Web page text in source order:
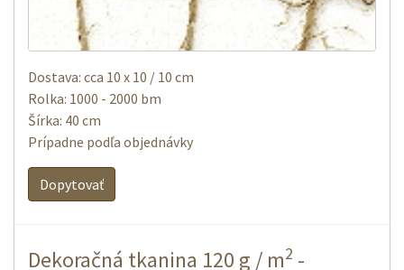
Dostava: cca 10 x 10 / 10 cm
Rolka: 1000 - 2000 bm
Šírka: 40 cm
Prípadne podľa objednávky
Dopytovať
Dekoračná tkanina 120 g / m2 -